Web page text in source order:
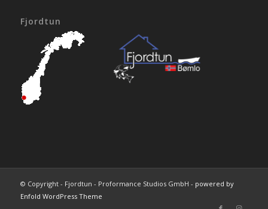
Fjordtun
© Copyright - Fjordtun - Proformance Studios GmbH - powered by
Enfold WordPress Theme